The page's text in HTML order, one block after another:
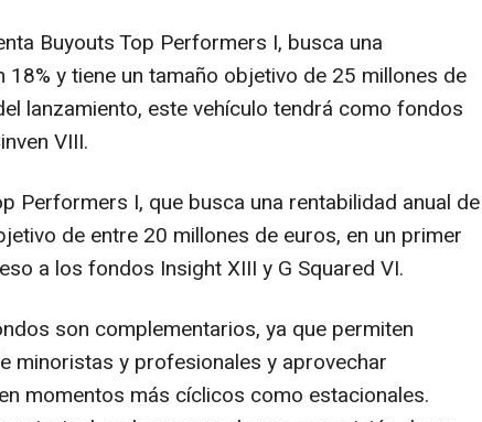
Buyouts Top Performers I, busca una
18% y tiene un tamaño objetivo de 25 millones de
lanzamiento, este vehículo tendrá como fondos
VIII.
Performers I, que busca una rentabilidad anual de
de entre 20 millones de euros, en un primer
a los fondos Insight XIII y G Squared VI.
son complementarios, ya que permiten
minoristas y profesionales y aprovechar
momentos más cíclicos como estacionales.